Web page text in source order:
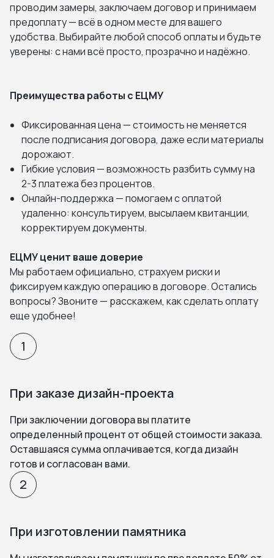
проводим замеры, заключаем договор и принимаем
предоплату — всё в одном месте для вашего
удобства. Выбирайте любой способ оплаты и будьте
уверены: с нами всё просто, прозрачно и надёжно.
Преимущества работы с ЕЦМУ
Фиксированная цена — стоимость не меняется
после подписания договора, даже если материалы
дорожают.
Гибкие условия — возможность разбить сумму на
2-3 платежа без процентов.
Онлайн-поддержка — помогаем с оплатой
удаленно: консультируем, высылаем квитанции,
корректируем документы.
ЕЦМУ ценит ваше доверие
Мы работаем официально, страхуем риски и
фиксируем каждую операцию в договоре. Остались
вопросы? Звоните — расскажем, как сделать оплату
еще удобнее!
1
При заказе дизайн-проекта
При заключении договора вы платите
определенный процент от общей стоимости заказа.
Оставшаяся сумма оплачивается, когда дизайн
готов и согласован вами.
2
При изготовлении памятника